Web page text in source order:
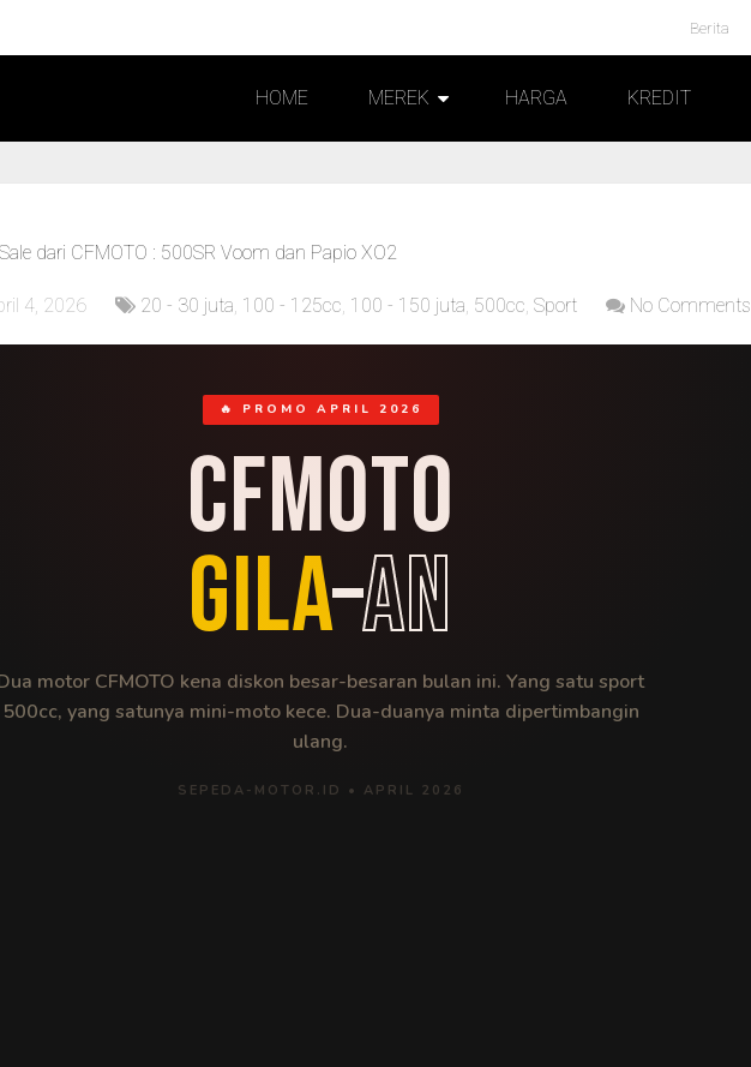
Berita
HOME MEREK HARGA KREDIT
dari CFMOTO : 500SR Voom dan Papio XO2
4, 2026 20 - 30 juta, 100 - 125cc, 100 - 150 juta, 500cc,Sport No Comments
🔥 PROMO APRIL 2026
CFMOTO
GILA–AN
motor CFMOTO kena diskon besar-besaran bulan ini. Yang satu sport
500cc, yang satunya mini-moto kece. Dua-duanya minta dipertimbangin
ulang.
SEPEDA-MOTOR.ID • APRIL 2026